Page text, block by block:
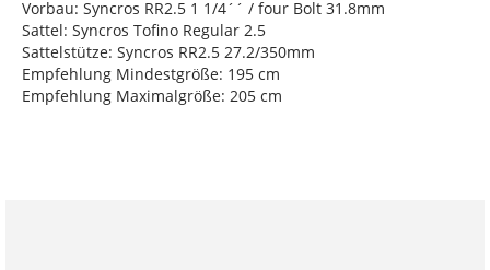
Vorbau: Syncros RR2.5 1 1/4´´ / four Bolt 31.8mm
Sattel: Syncros Tofino Regular 2.5
Sattelstütze: Syncros RR2.5 27.2/350mm
Empfehlung Mindestgröße: 195 cm
Empfehlung Maximalgröße: 205 cm